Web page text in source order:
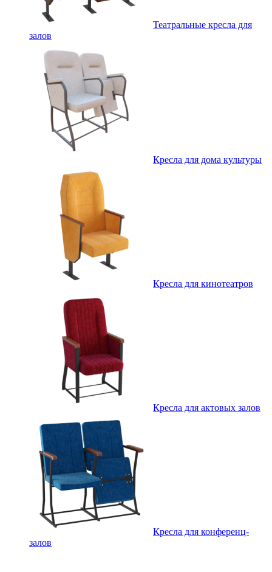
Театральные кресла для
залов
Кресла для дома культуры
Кресла для кинотеатров
Кресла для актовых залов
Кресла для конференц-
залов